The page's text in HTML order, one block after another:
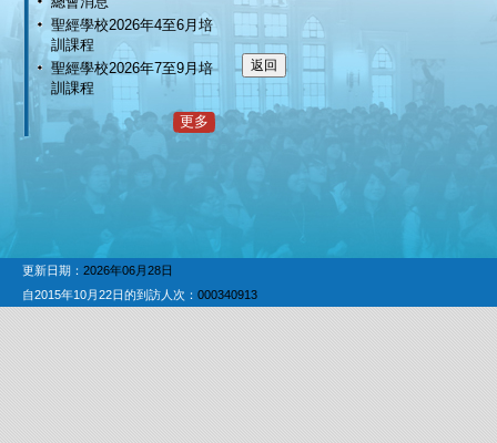
聖經學校2026年4至6月培
訓課程
聖經學校2026年7至9月培
訓課程
更多
更新日期： 2026年06月28日
自2015年10月22日的到訪人次： 000340913